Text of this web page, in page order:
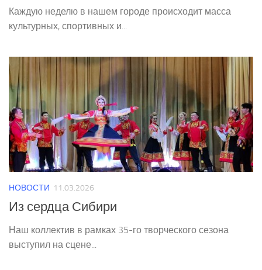
Каждую неделю в нашем городе происходит масса
культурных, спортивных и...
НОВОСТИ 11.03.2026
Из сердца Сибири
Наш коллектив в рамках 35-го творческого сезона
выступил на сцене...